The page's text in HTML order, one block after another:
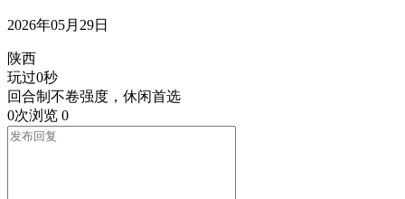
2026年05月29日
陕西
玩过0秒
回合制不卷强度，休闲首选
0次浏览 0